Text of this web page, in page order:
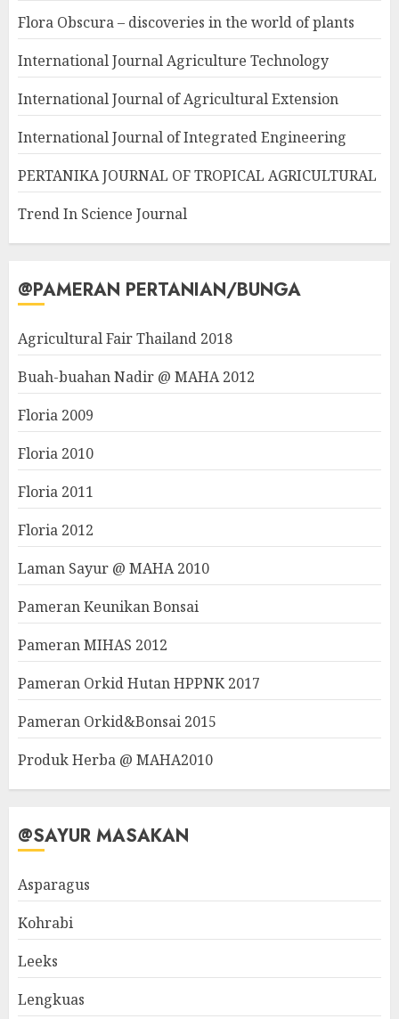
Flora Obscura – discoveries in the world of plants
International Journal Agriculture Technology
International Journal of Agricultural Extension
International Journal of Integrated Engineering
PERTANIKA JOURNAL OF TROPICAL AGRICULTURAL
Trend In Science Journal
@PAMERAN PERTANIAN/BUNGA
Agricultural Fair Thailand 2018
Buah-buahan Nadir @ MAHA 2012
Floria 2009
Floria 2010
Floria 2011
Floria 2012
Laman Sayur @ MAHA 2010
Pameran Keunikan Bonsai
Pameran MIHAS 2012
Pameran Orkid Hutan HPPNK 2017
Pameran Orkid&Bonsai 2015
Produk Herba @ MAHA2010
@SAYUR MASAKAN
Asparagus
Kohrabi
Leeks
Lengkuas